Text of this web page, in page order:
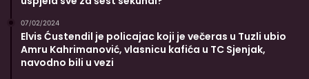
07/02/2024
Elvis Ćustendil je policajac koji je večeras u Tuzli ubio
Amru Kahrimanović, vlasnicu kafića u TC Sjenjak,
navodno bili u vezi